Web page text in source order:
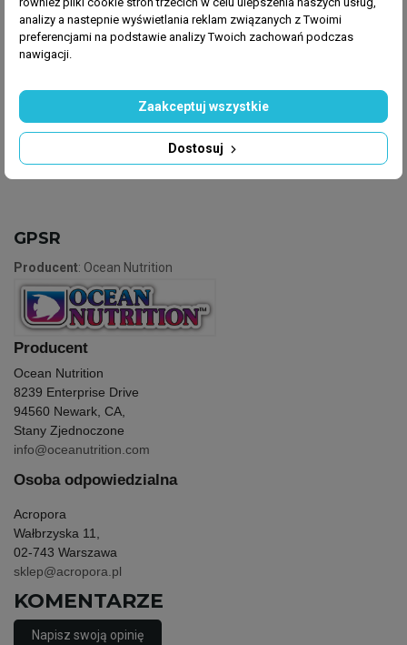
Przechowywać w temperaturze pokojowej. Po
otwarciu zaleca się przechowywać w lodówce (4-6
przedostawania się wilgoci do opakowania.
GPSR
Producent: Ocean Nutrition
Producent
Ocean Nutrition
8239 Enterprise Drive
94560 Newark, CA,
Stany Zjednoczone
info@oceanutrition.com
Osoba odpowiedzialna
Acropora
Wałbrzyska 11,
02-743 Warszawa
sklep@acropora.pl
KOMENTARZE
Napisz swoją opinię
analizy a nastepnie wyświetlania reklam związanych z Twoimi
preferencjami na podstawie analizy Twoich zachowań podczas
nawigacji.
Dostosuj
Zaakceptuj wszystkie